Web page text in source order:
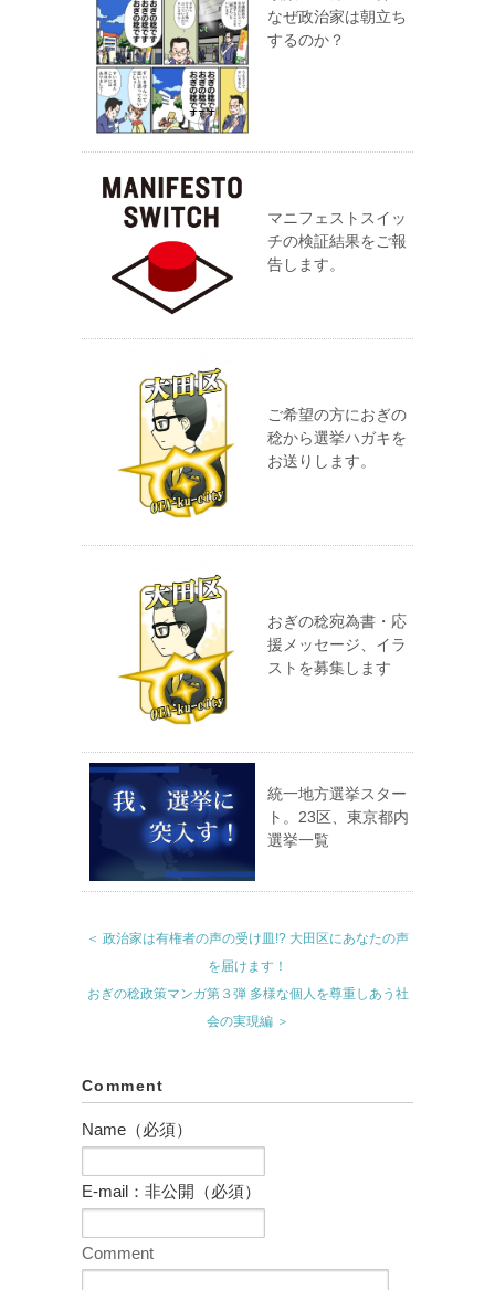
なぜ政治家は朝立ち
するのか？
マニフェストスイッ
チの検証結果をご報
告します。
ご希望の方におぎの
稔から選挙ハガキを
お送りします。
おぎの稔宛為書・応
援メッセージ、イラ
ストを募集します
統一地方選挙スター
ト。23区、東京都内
選挙一覧
＜ 政治家は有権者の声の受け皿!? 大田区にあなたの声
を届けます！
おぎの稔政策マンガ第３弾 多様な個人を尊重しあう社
会の実現編 ＞
Comment
Name（必須）
E-mail：非公開（必須）
Comment